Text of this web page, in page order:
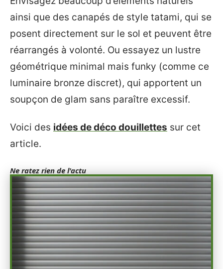
ainsi que des canapés de style tatami, qui se
posent directement sur le sol et peuvent être
réarrangés à volonté. Ou essayez un lustre
géométrique minimal mais funky (comme ce
luminaire bronze discret), qui apportent un
soupçon de glam sans paraître excessif.
Voici des idées de déco douillettes sur cet
article.
Ne ratez rien de l'actu